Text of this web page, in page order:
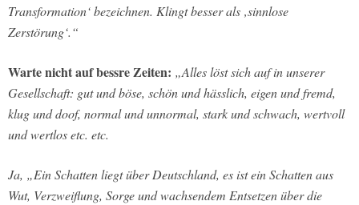
Transformation‘ bezeichnen. Klingt besser als ‚sinnlose
Zerstörung‘.“
Warte nicht auf bessre Zeiten: „Alles löst sich auf in unserer
Gesellschaft: gut und böse, schön und hässlich, eigen und fremd,
klug und doof, normal und unnormal, stark und schwach, wertvoll
und wertlos etc. etc.
Ja, „Ein Schatten liegt über Deutschland, es ist ein Schatten aus
Wut, Verzweiflung, Sorge und wachsendem Entsetzen über die